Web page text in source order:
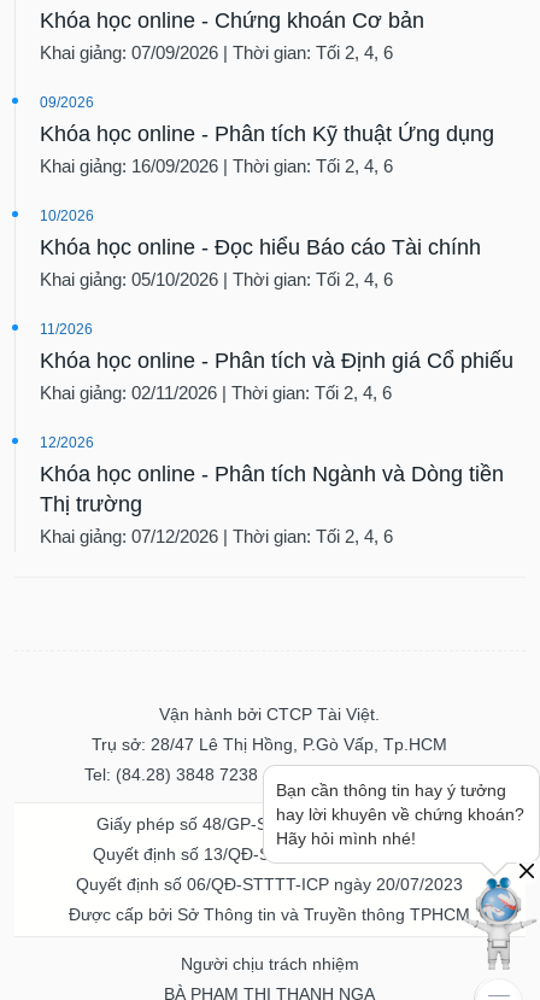
Khóa học online - Chứng khoán Cơ bản
Khai giảng: 07/09/2026 | Thời gian: Tối 2, 4, 6
09/2026
Khóa học online - Phân tích Kỹ thuật Ứng dụng
Khai giảng: 16/09/2026 | Thời gian: Tối 2, 4, 6
10/2026
Khóa học online - Đọc hiểu Báo cáo Tài chính
Khai giảng: 05/10/2026 | Thời gian: Tối 2, 4, 6
11/2026
Khóa học online - Phân tích và Định giá Cổ phiếu
Khai giảng: 02/11/2026 | Thời gian: Tối 2, 4, 6
12/2026
Khóa học online - Phân tích Ngành và Dòng tiền
Thị trường
Khai giảng: 07/12/2026 | Thời gian: Tối 2, 4, 6
Vận hành bởi CTCP Tài Việt.
Trụ sở: 28/47 Lê Thị Hồng, P.Gò Vấp, Tp.HCM
Tel: (84.28) 3848 7238 - Fax: (84.28) 3848 7237
Giấy phép số 48/GP-STTTT ngày 04/11/2016
Quyết định số 13/QĐ-STTTT ngày 02/11/2017
Quyết định số 06/QĐ-STTTT-ICP ngày 20/07/2023
Được cấp bởi Sở Thông tin và Truyền thông TPHCM
Người chịu trách nhiệm
BÀ PHẠM THỊ THANH NGA
Bạn cần thông tin hay ý tưởng
hay lời khuyên về chứng khoán?
Hãy hỏi mình nhé!